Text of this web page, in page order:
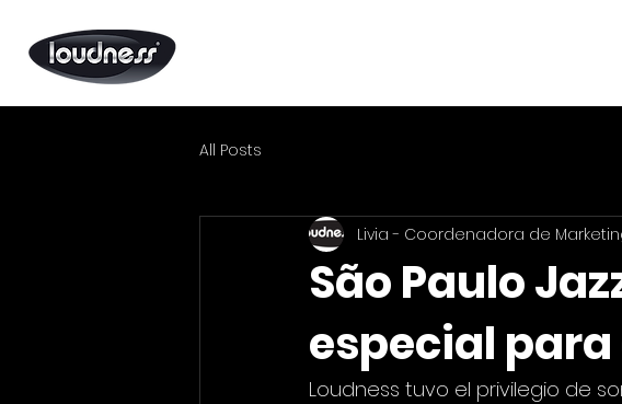
All Posts
São Paulo
especial para
Livia - Coordenadora de
Loudness tuvo el privilegio de